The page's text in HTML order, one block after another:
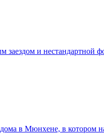
и нестандартной
в Мюнхене, в котором